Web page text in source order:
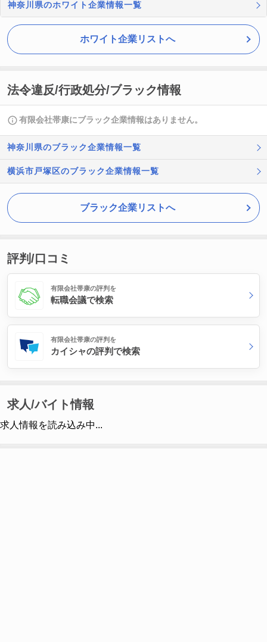
神奈川県のホワイト企業情報一覧
ホワイト企業リストへ
法令違反/行政処分/ブラック情報
有限会社帯康にブラック企業情報はありません。
神奈川県のブラック企業情報一覧
横浜市戸塚区のブラック企業情報一覧
ブラック企業リストへ
評判/口コミ
有限会社帯康の評判を
転職会議で検索
有限会社帯康の評判を
カイシャの評判で検索
求人/バイト情報
求人情報を読み込み中...